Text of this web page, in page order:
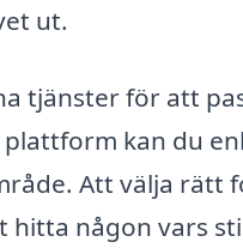
ut.
tjänster för att
kan du
Att välja rätt
någon vars